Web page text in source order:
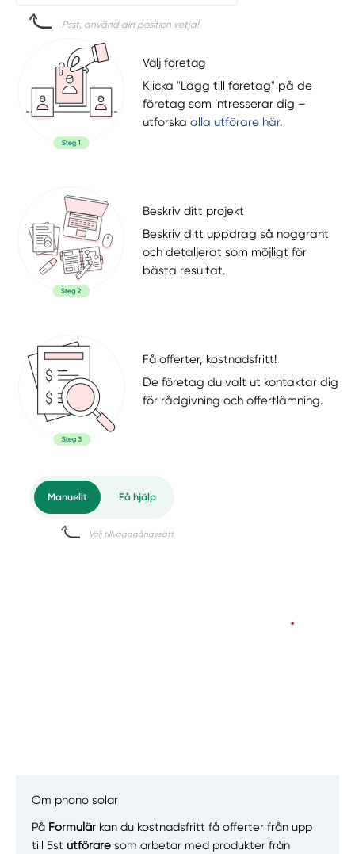
Psst, använd din position vetja!
Välj företag
Klicka "Lägg till företag" på de
företag som intresserar dig –
utforskaalla utförare här.
Beskriv ditt projekt
Beskriv ditt uppdrag så noggrant
och detaljerat som möjligt för
bästa resultat.
Få offerter, kostnadsfritt!
De företag du valt ut kontaktar dig
för rådgivning och offertlämning.
Manuellt Få hjälp
Om phono solar
På Formulär kan du kostnadsfritt få offerter från upp
till 5stutförare som arbetar med produkter från